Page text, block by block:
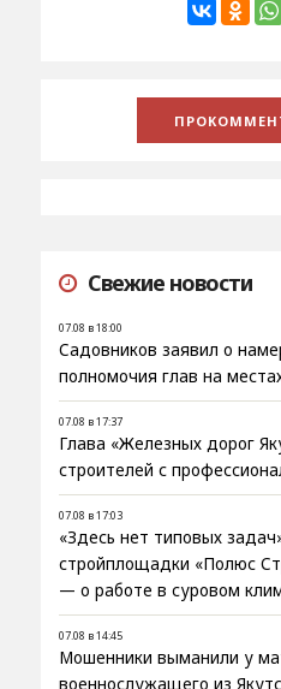
Свежие новости
07.08 в 18:00
Садовников заявил о
полномочия глав на
07.08 в 17:37
Глава «Железных дорог
строителей с
07.08 в 17:03
«Здесь нет типовых
стройплощадки «Полюс
— о работе в суровом
07.08 в 14:45
Мошенники выманили у
военнослужащего из